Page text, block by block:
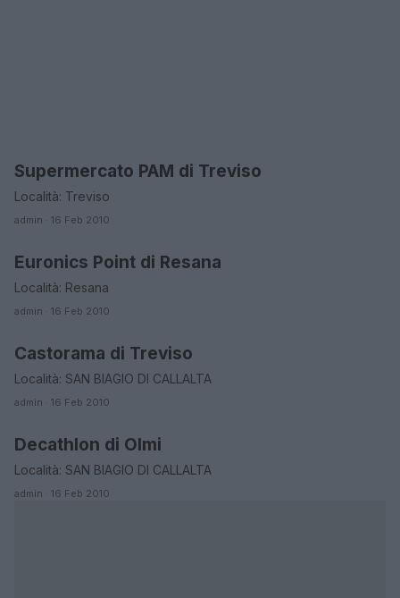
ORARI DI APERTURA NEGOZI
Supermercato PAM di Treviso
Località: Treviso
admin · 16 Feb 2010
ORARI DI APERTURA NEGOZI
Euronics Point di Resana
Località: Resana
admin · 16 Feb 2010
ORARI DI APERTURA NEGOZI
Castorama di Treviso
Località: SAN BIAGIO DI CALLALTA
admin · 16 Feb 2010
ORARI DI APERTURA NEGOZI
Decathlon di Olmi
Località: SAN BIAGIO DI CALLALTA
admin · 16 Feb 2010